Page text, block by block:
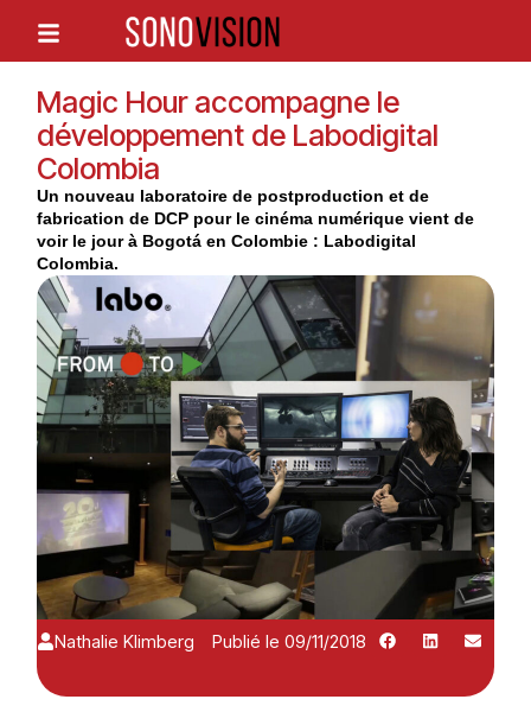
Magic Hour accompagne le
développement de Labodigital
Colombia
Un nouveau laboratoire de postproduction et de
fabrication de DCP pour le cinéma numérique vient de
voir le jour à Bogotá en Colombie : Labodigital
Colombia.
Nathalie Klimberg Publié le 09/11/2018